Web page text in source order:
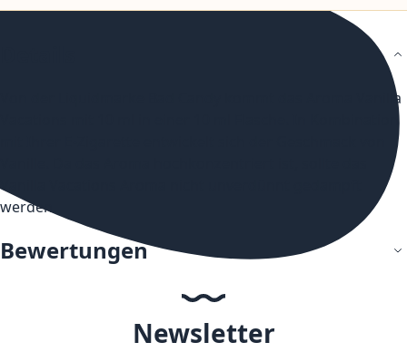
Von der Liquidmarke Bad Candy kommt das Aroma Vanilla
Vanilla Vacations Aroma nicht unverdünnt gedampft
werden.
Bewertungen
Newsletter